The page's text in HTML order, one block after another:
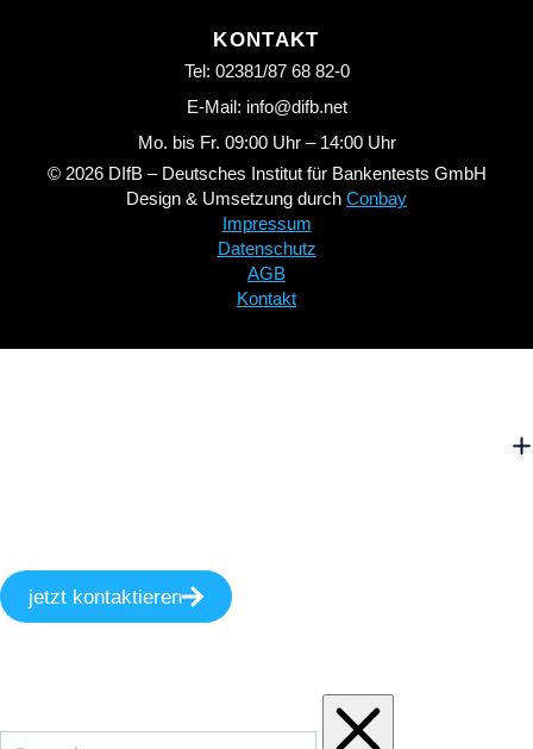
KONTAKT
Tel: 02381/87 68 82-0
E-Mail: info@difb.net
Mo. bis Fr. 09:00 Uhr – 14:00 Uhr
© 2026 DIfB – Deutsches Institut für Bankentests GmbH
Design & Umsetzung durch Conbay
Impressum
Datenschutz
AGB
Kontakt
jetzt kontaktieren